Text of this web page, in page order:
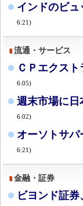
インドのビ
6:21)
流通・サービス
ＣＰエクス
6:05)
週末市場に
6:02)
オーソトサ
6:21)
金融・証券
ビヨンド証